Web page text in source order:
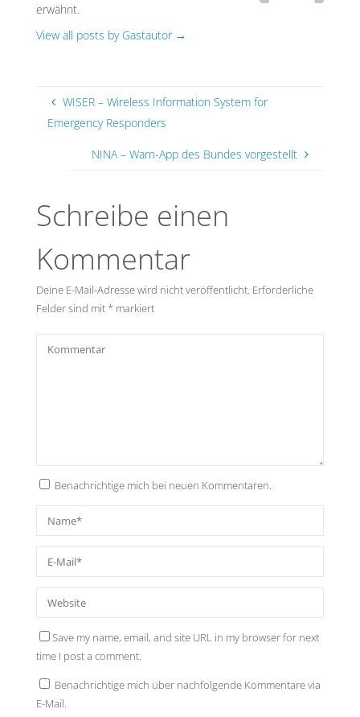
erwähnt.
View all posts by Gastautor →
WISER – Wireless Information System for
Emergency Responders
NINA – Warn-App des Bundes vorgestellt
Schreibe einen
Kommentar
Deine E-Mail-Adresse wird nicht veröffentlicht. Erforderliche
Felder sind mit * markiert
Benachrichtige mich bei neuen Kommentaren.
Save my name, email, and site URL in my browser for next
time I post a comment.
Benachrichtige mich über nachfolgende Kommentare via
E-Mail.